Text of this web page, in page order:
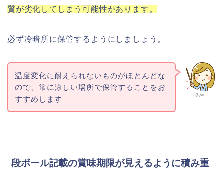
質が劣化してしまう可能性があります。
必ず冷暗所に保管するようにしましょう。
先生
温度変化に耐えられないものがほとんどな
ので、常に涼しい場所で保管することをお
すすめします
段ボール記載の賞味期限が見えるように積み重